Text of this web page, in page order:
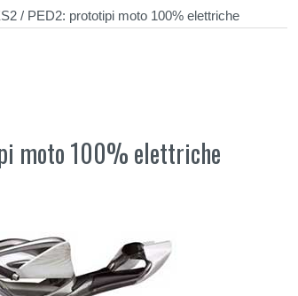
/ PED2: prototipi moto 100% elettriche
moto 100% elettriche